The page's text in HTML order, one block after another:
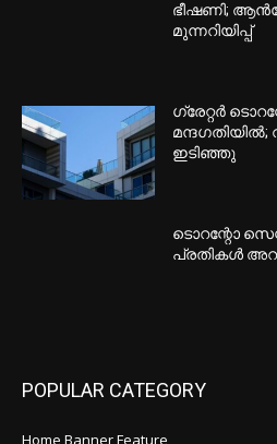
ഭീഷണി;
മുന്നറിയിപ്പ്
ഗ്രേറ്റര്‍
ഇടിഞ്ഞു
ടൊറന്റോ
പ്രതികള്‍
POPULAR CATEGORY
Home Banner Feature